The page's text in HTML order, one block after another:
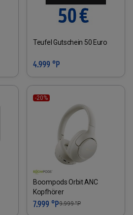
Teufel Gutschein 50 Euro
4.999 °P
-20%
Boompods Orbit ANC
Kopfhörer
7.999 °P9.999°P